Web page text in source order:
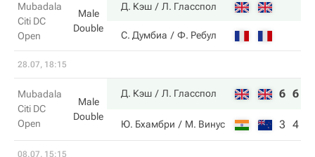
Mubadala
Citi DC
Open
Male
Double
Д. Кэш Л. Гласспол
С. Думбиа Ф. Ребул
28.07, 18:15
Mubadala
Citi DC
Open
Male
Double
Д. Кэш Л. Гласспол 6 6
Ю. Бхамбри М. Винус 3 4
08.07, 15:15